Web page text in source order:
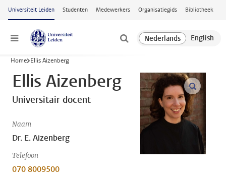
Ga naar hoofdinhoud
Universiteit Leiden Studenten Medewerkers Organisatiegids Bibliotheek
Menu
Home Ellis Aizenberg
Ellis Aizenberg
Universitair docent
Naam
Dr. E. Aizenberg
Telefoon
070 8009500
open